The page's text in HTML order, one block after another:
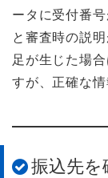
ータに受付番
と審査時の説
足が生じた場
すが、正確な
振込先を